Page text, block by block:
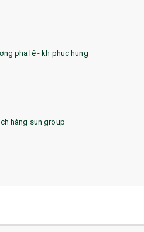
pha lê - kh phuc hung
hàng sun group